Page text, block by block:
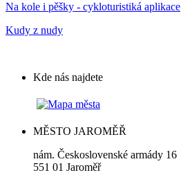
Na kole i pěšky - cykloturistiká aplikace
Kudy z nudy
Kde nás najdete
MĚSTO JAROMĚŘ
nám. Československé armády 16
551 01 Jaroměř